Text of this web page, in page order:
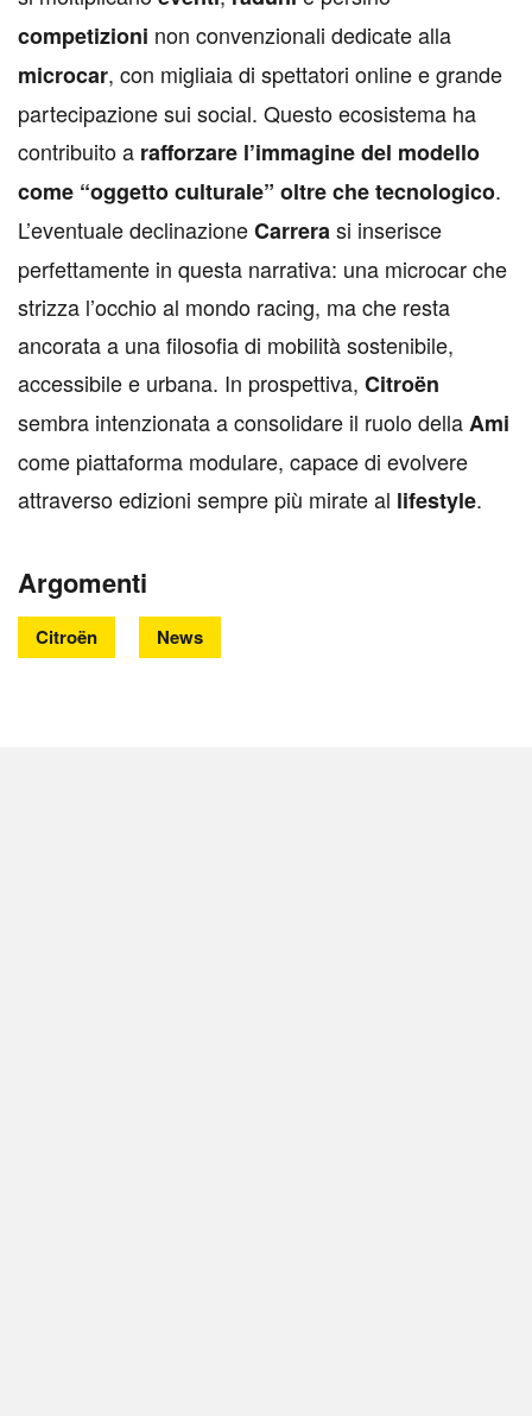
competizioni non convenzionali dedicate alla
microcar, con migliaia di spettatori online e grande
partecipazione sui social. Questo ecosistema ha
contribuito a rafforzare l’immagine del modello
come “oggetto culturale” oltre che tecnologico.
L’eventuale declinazioneCarrerasi inserisce
perfettamente in questa narrativa: una microcar che
strizza l’occhio al mondo racing, ma che resta
ancorata a una filosofia di mobilità sostenibile,
accessibile e urbana. In prospettiva, Citroën
sembra intenzionata a consolidare il ruolo dellaAmi
come piattaforma modulare, capace di evolvere
attraverso edizioni sempre più mirate al lifestyle.
Argomenti
Citroën News